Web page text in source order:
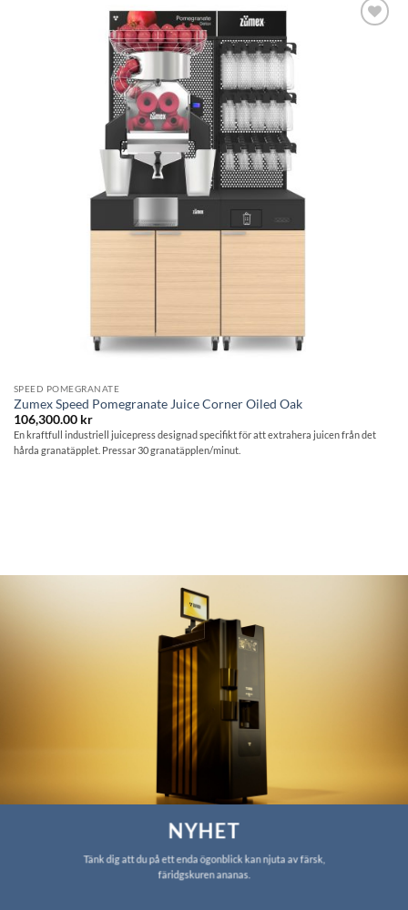
SPEED POMEGRANATE
Zumex Speed Pomegranate Juice Corner Oiled Oak
106,300.00 kr
En kraftfull industriell juicepress designad specifikt för att extrahera juicen från det
hårda granatäpplet. Pressar 30 granatäpplen/minut.
NYHET
Tänk dig att du på ett enda ögonblick kan njuta av färsk,
färidgskuren ananas.